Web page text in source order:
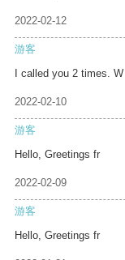
2022-02-12
游客
I called you 2 times. W
2022-02-10
游客
Hello, Greetings fr
2022-02-09
游客
Hello, Greetings fr